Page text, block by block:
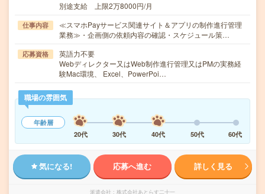
別途支給 上限2万8000円/月
仕事内容
≪スマホPayサービス関連サイト＆アプリの制作進行管理
業務≫・企画側の依頼内容の確認・スケジュール策…
応募資格
英語力不要
Webディレクター又はWeb制作進行管理又はPMの実務経
験Mac環境、 Excel、PowerPoi…
職場の雰囲気
年齢層
20代
30代 40代 50代 60代
気になる! 応募へ進む 詳しく見る
派遣会社 株式会社あとらす二十一